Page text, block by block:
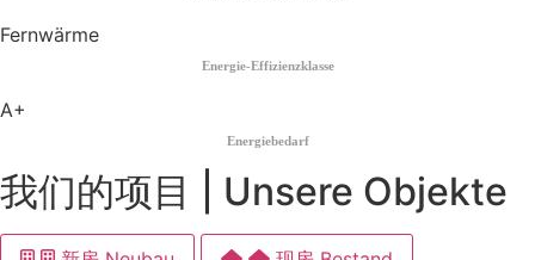
Fernwärme
Energie-Effizienzklasse
A+
Energiebedarf
我们的项目 | Unsere Objekte